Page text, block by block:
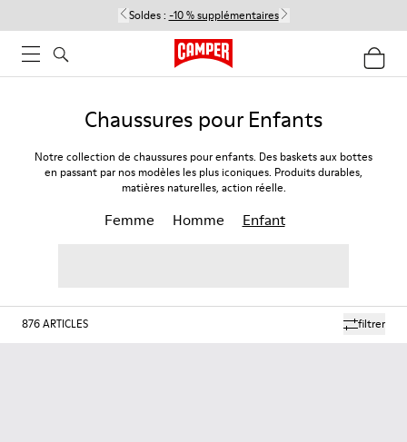
Soldes : -10 % supplémentaires
Chaussures pour Enfants
Notre collection de chaussures pour enfants. Des baskets aux bottes
en passant par nos modèles les plus iconiques. Produits durables,
matières naturelles, action réelle.
Femme Homme Enfant
filtrer
876ARTICLES